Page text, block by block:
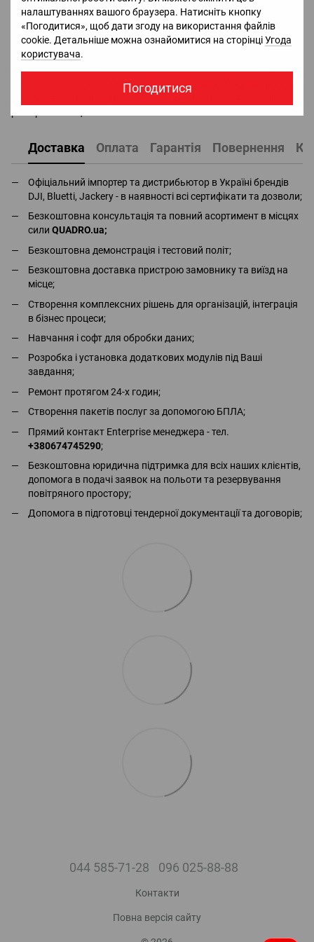
налаштуваннях вашого браузера. Натисніть кнопку
«Погодитися», щоб дати згоду на використання файлів
cookie. Детальніше можна ознайомитися на сторінціУгода
користувача.
Погодитися
робота в просторі.
Лідар LIVOX Unitree 3D LIDAR MID360 поставляється з
настановним комплектом для монтажу на робопса Go2 EDU /
Go2 Ent, що включає захисну металеву рамку, набір гвинтів і
з'єднувальний кабель. Інтеграція лідара не потребує великих
витрат часу – програмне забезпечення даних моделей роботів
вже адаптоване для цього лідара і користувачу нескладно
Доставка Оплата Гарантія Повернення
Офіціальний імпортер та дистрибьютор в Україні брендів
DJI, Bluetti, Jackery - в наявності всі сертифікати та дозволи;
Безкоштовна консультація та повний асортимент в місцях
сили QUADRO.ua;
Безкоштовна демонстрація і тестовий політ;
Безкоштовна доставка пристрою замовнику та виїзд на
місце;
Створення комплексних рішень для організацій, інтеграція
в бізнес процеси;
Навчання і софт для обробки даних;
Розробка і установка додаткових модулів під Ваші
завдання;
Ремонт протягом 24-х годин;
Створення пакетів послуг за допомогою БПЛА;
Прямий контакт Enterprise менеджера - тел.
+380674745290;
Безкоштовна юридична підтримка для всіх наших клієнтів,
допомога в подачі заявок на польоти та резервування
повітряного простору;
Допомога в підготовці тендерної документації та договорів;
044 585-71-28 096 025-88-88
Контакти
Повна версія сайту